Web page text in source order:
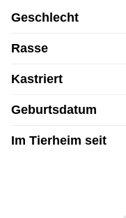
Geschlecht
Rasse
Kastriert
Geburtsdatum
Im Tierheim seit